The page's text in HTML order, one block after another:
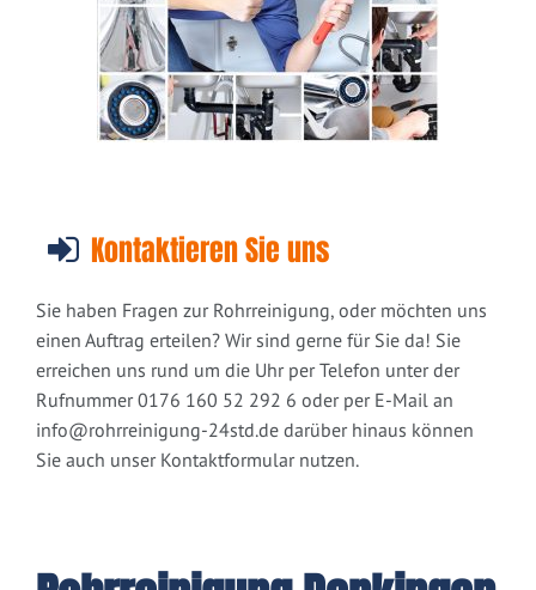
Kontaktieren Sie uns
Sie haben Fragen zur Rohrreinigung, oder möchten uns
einen Auftrag erteilen? Wir sind gerne für Sie da! Sie
erreichen uns rund um die Uhr per Telefon unter der
Rufnummer 0176 160 52 292 6 oder per E-Mail an
info@rohrreinigung-24std.de darüber hinaus können
Sie auch unser Kontaktformular nutzen.